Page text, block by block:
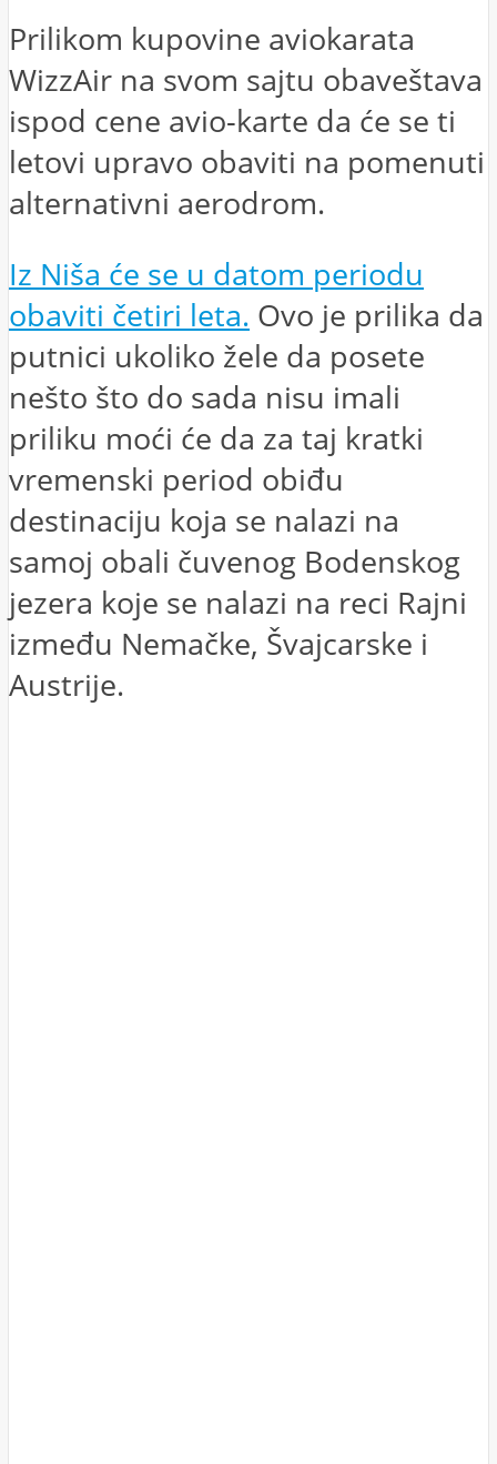
Prilikom kupovine aviokarata
WizzAir na svom sajtu obaveštava
ispod cene avio-karte da će se ti
letovi upravo obaviti na pomenuti
alternativni aerodrom.
Iz Niša će se u datom periodu
obaviti četiri leta. Ovo je prilika da
putnici ukoliko žele da posete
nešto što do sada nisu imali
priliku moći će da za taj kratki
vremenski period obiđu
destinaciju koja se nalazi na
samoj obali čuvenog Bodenskog
jezera koje se nalazi na reci Rajni
između Nemačke, Švajcarske i
Austrije.